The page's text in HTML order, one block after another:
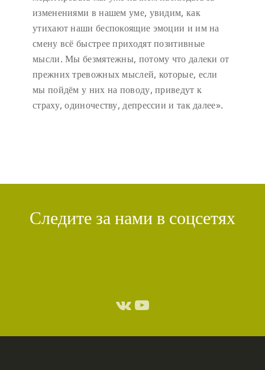
изменениями в нашем уме, увидим, как
утихают наши беспокоящие эмоции и им на
смену всё быстрее приходят позитивные
мысли. Мы безмятежны, потому что далеки от
прежних тревожных мыслей, которые, если
мы пойдём у них на поводу, приведут к
страху, одиночеству, депрессии и так далее».
Следите за нами в соцсетях